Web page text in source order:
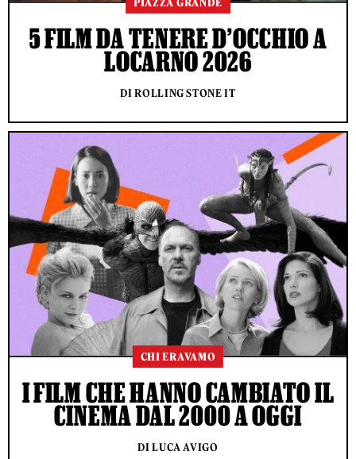
PIAZZA GRANDE
5 FILM DA TENERE D’OCCHIO A
LOCARNO 2026
DI ROLLING STONE IT
CHI ERAVAMO
I FILM CHE HANNO CAMBIATO IL
CINEMA DAL 2000 A OGGI
DI LUCA AVIGO